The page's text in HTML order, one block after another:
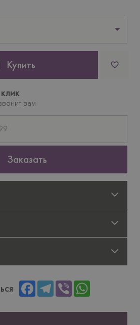
Купить
вам
Заказать
FacebookTelegram
Viber